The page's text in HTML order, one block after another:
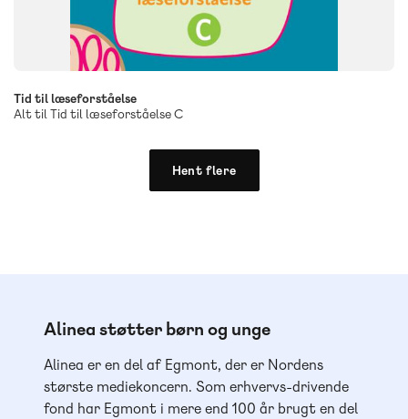
Tid til læseforståelse
Alt til Tid til læseforståelse C
Hent flere
Alinea støtter børn og unge
Alinea er en del af Egmont, der er Nordens
største mediekoncern. Som erhvervs-drivende
fond har Egmont i mere end 100 år brugt en del